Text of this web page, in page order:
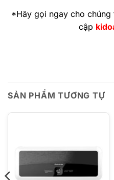
*Hãy gọi ngay cho chúng
cập
SẢN PHẨM TƯƠNG TỰ